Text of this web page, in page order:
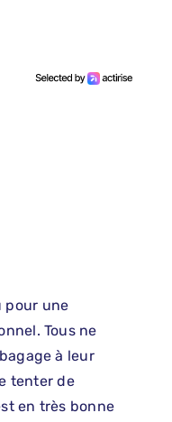
pour une
Tous ne
à leur
tenter de
en très bonne